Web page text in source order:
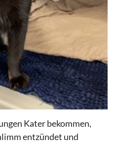
Kater bekommen,
entzündet und